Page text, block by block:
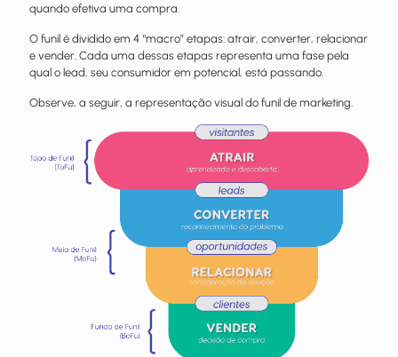
quando efetiva uma compra.
O funil é dividido em 4 “macro” etapas: atrair, converter, relacionar
e vender. Cada uma dessas etapas representa uma fase pela
qual o lead, seu consumidor em potencial, está passando.
Observe, a seguir, a representação visual do funil de marketing.